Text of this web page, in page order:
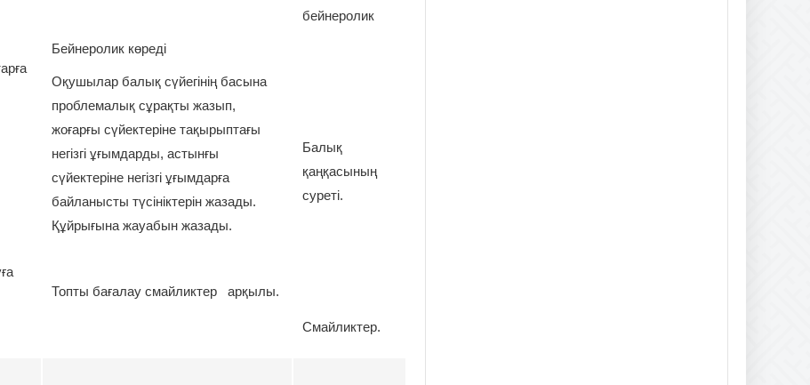
Бейнеролик көреді
Оқушылар балық сүйегінің басына
проблемалық сұрақты жазып,
жоғарғы сүйектеріне тақырыптағы
негізгі ұғымдарды, астынғы
сүйектеріне негізгі ұғымдарға
байланысты түсініктерін жазады.
Құйрығына жауабын жазады.
Топты бағалау смайликтер арқылы.
бейнеролик
Балық
қаңқасының
суреті.
Смайликтер.